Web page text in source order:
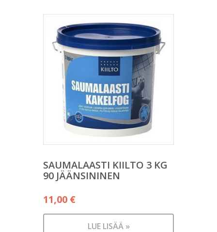
SAUMALAASTI KIILTO 3 KG
90 JÄÄNSININEN
11,00 €
LUE LISÄÄ »